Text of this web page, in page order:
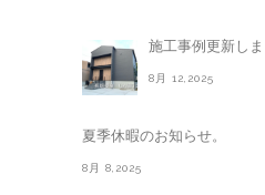
施工事例更新しま
8月 12,2025
夏季休暇のお知らせ。
8月 8,2025